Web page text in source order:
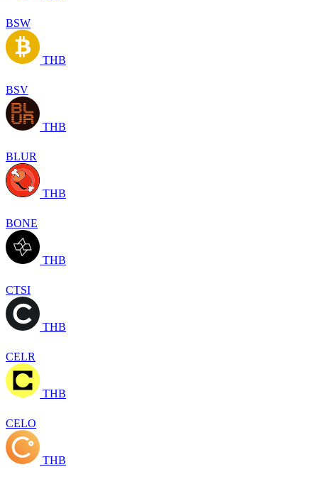
BSW
THB
BSV
THB
BLUR
THB
BONE
THB
CTSI
THB
CELR
THB
CELO
THB